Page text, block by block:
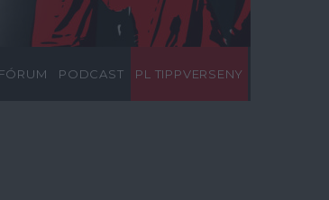
FÓRUM PODCAST PL TIPPVERSENY